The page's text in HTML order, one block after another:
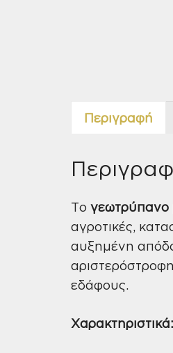
Περιγραφή
Το γεωτρύπανο
αγροτικές,
αυξημένη
εδάφους.
Χαρακτηριστικά: